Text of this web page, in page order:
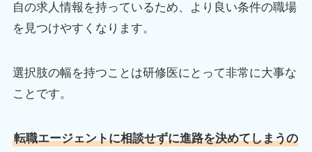
自の求人情報を持っているため、より良い条件の職場
を見つけやすくなります。
選択肢の幅を持つことは研修医にとって非常に大事な
ことです。
転職エージェントに相談せずに進路を決めてしまうの